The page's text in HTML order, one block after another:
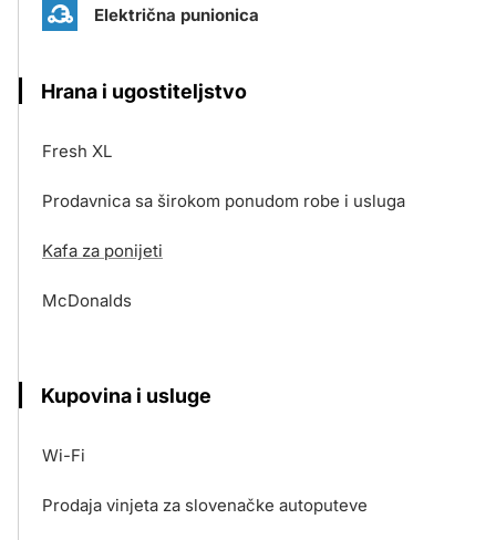
Električna punionica
Hrana i ugostiteljstvo
Fresh XL
Prodavnica sa širokom ponudom robe i usluga
Kafa za ponijeti
McDonalds
Kupovina i usluge
Wi-Fi
Prodaja vinjeta za slovenačke autoputeve